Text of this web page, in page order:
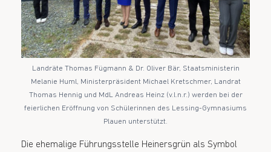
Landräte Thomas Fügmann & Dr. Oliver Bär, Staatsministerin
Melanie Huml, Ministerpräsident Michael Kretschmer, Landrat
Thomas Hennig und MdL Andreas Heinz (v.l.n.r.) werden bei der
feierlichen Eröffnung von Schülerinnen des Lessing-Gymnasiums
Plauen unterstützt.
Die ehemalige Führungsstelle Heinersgrün als Symbol